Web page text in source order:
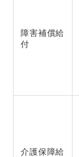
障害補償給
付
介護保障給